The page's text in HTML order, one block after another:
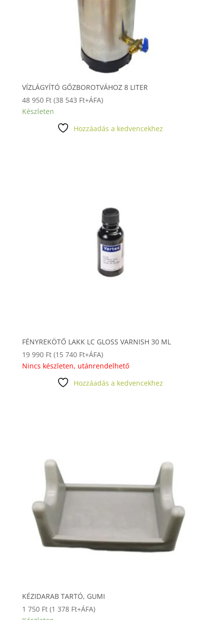
VÍZLÁGYÍTÓ GŐZBOROTVÁHOZ 8 LITER
48 950 Ft (38 543 Ft+ÁFA)
Készleten
Hozzáadás a kedvencekhez
FÉNYREKÖTŐ LAKK LC GLOSS VARNISH 30 ML
19 990 Ft (15 740 Ft+ÁFA)
Nincs készleten, utánrendelhető
Hozzáadás a kedvencekhez
KÉZIDARAB TARTÓ, GUMI
1 750 Ft (1 378 Ft+ÁFA)